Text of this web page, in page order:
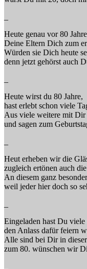
Heute genau vor 80
Deine Eltern Dich zum
Würden sie Dich heute
denn jetzt gehörst auch
Heute wirst du 80 Jahre,
hast erlebt schon viele
Aus viele weitere mit
und sagen zum
Heut erheben wir die
zugleich ertönen auch
An diesem ganz
weil jeder hier doch so
Eingeladen hast Du viele
den Anlass dafür feiern
Alle sind bei Dir in
zum 80. wünschen wir